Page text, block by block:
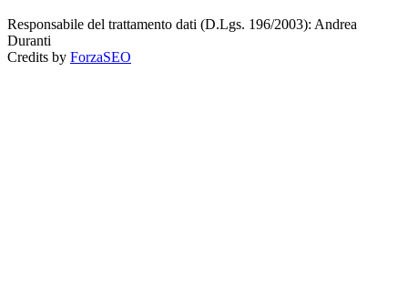
Responsabile del trattamento dati (D.Lgs. 196/2003): Andrea
Duranti
Credits by ForzaSEO